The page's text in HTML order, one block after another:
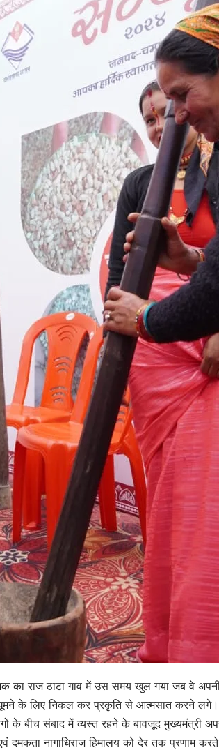
का राज ठाटा गाव में उस समय खुल गया जब वे अपनी
के लिए निकल कर प्रकृति से आत्मसात करने लगे।
के बीच संबाद में व्यस्त रहने के बावजूद मुख्यमंत्री
नागाधिराज हिमालय को देर तक प्रणाम करते